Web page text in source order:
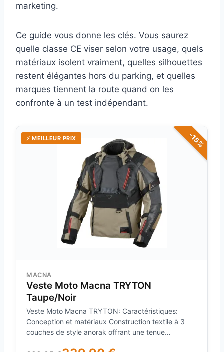
marketing.
Ce guide vous donne les clés. Vous saurez
quelle classe CE viser selon votre usage, quels
matériaux isolent vraiment, quelles silhouettes
restent élégantes hors du parking, et quelles
marques tiennent la route quand on les
confronte à un test indépendant.
-15%
⚡ MEILLEUR PRIX
MACNA
Veste Moto Macna TRYTON
Taupe/Noir
Veste Moto Macna TRYTON: Caractéristiques:
Conception et matériaux Construction textile à 3
couches de style anorak offrant une tenue